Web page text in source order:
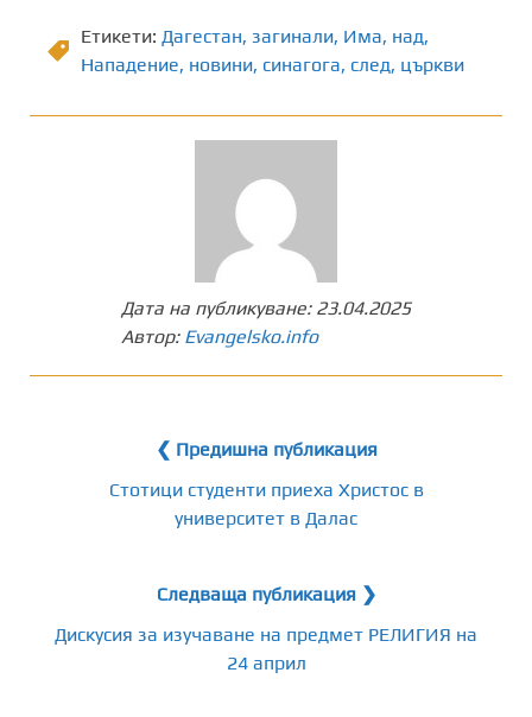
Етикети: Дагестан, загинали, Има, над,
Нападение, новини, синагога, след, църкви
Дата на публикуване: 23.04.2025
Автор: Evangelsko.info
❮ Предишна публикация
Стотици студенти приеха Христос в
университет в Далас
Следваща публикация ❯
Дискусия за изучаване на предмет РЕЛИГИЯ на
24 април